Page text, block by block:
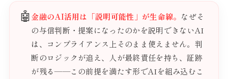
🤖金融のAI活用は「説明可能性」が生命線。 なぜそ
の与信判断・提案になったのかを説明できないAI
は、コンプライアンス上そのまま使えません。判
断のロジックが追え、人が最終責任を持ち、証跡
が残る——この前提を満たす形でAIを組み込むこ